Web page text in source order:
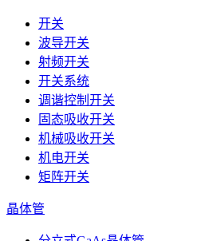
开关
波导开关
射频开关
开关系统
调谐控制开关
固态吸收开关
机械吸收开关
机电开关
矩阵开关
晶体管